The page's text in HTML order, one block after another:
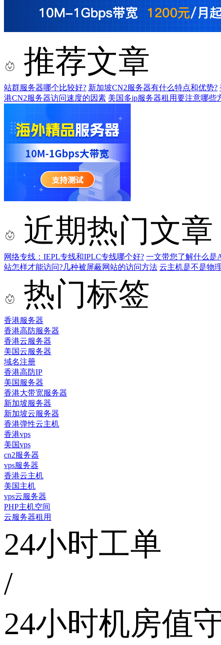
推荐文章
站群服务器哪个比较好? 新加坡CN2服务器有什么特点和优势?
港CN2服务器访问速度的因素 美国多ip服务器租用要注意哪些
近期热门文章
网络专线：IEPL专线和IPLC专线哪个好? 一文带您了解什么是
站怎样才能访问?几种被屏蔽网站的访问方法 云主机是不是物
热门标签
香港服务器
香港高防服务器
香港云服务器
美国云服务器
域名注册
香港高防IP
美国服务器
香港大带宽服务器
新加坡服务器
新加坡云服务器
香港弹性云主机
香港vps
美国vps
cn2服务器
vps服务器
香港云主机
美国主机
vps云服务器
PHP主机空间
云服务器租用
24小时工单
/
24小时机房值